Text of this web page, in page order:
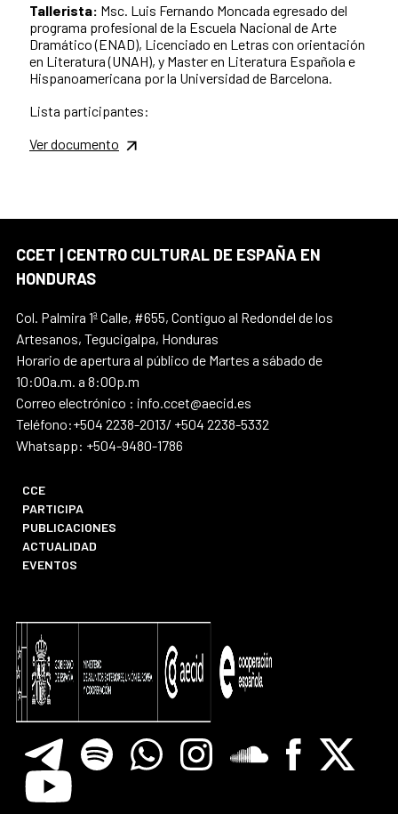
Tallerista: Msc. Luis Fernando Moncada egresado del
programa profesional de la Escuela Nacional de Arte
Dramático (ENAD), Licenciado en Letras con orientación
en Literatura (UNAH), y Master en Literatura Española e
Hispanoamericana por la Universidad de Barcelona.
Lista participantes:
Ver documento
CCET | CENTRO CULTURAL DE ESPAÑA EN
HONDURAS
Col. Palmira 1ª Calle, #655, Contiguo al Redondel de los
Artesanos, Tegucigalpa, Honduras
Horario de apertura al público de Martes a sábado de
10:00a.m. a 8:00p.m
Correo electrónico : info.ccet@aecid.es
Teléfono:+504 2238-2013/ +504 2238-5332
Whatsapp: +504-9480-1786
CCE
PARTICIPA
PUBLICACIONES
ACTUALIDAD
EVENTOS
TelegramSpotify WhatsappInstagramSoundcloreFacebook
X
Youtube